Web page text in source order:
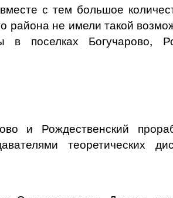
с тем большое
не имели такой
поселках Богучарово,
и Рождественский
теоретических